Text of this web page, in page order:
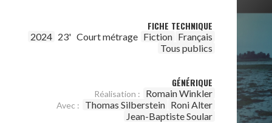
FICHE TECHNIQUE
2024 23' Court métrage Fiction Français
Tous publics
GÉNÉRIQUE
Réalisation : Romain Winkler
Avec : Thomas Silberstein Roni Alter
Jean-Baptiste Soular